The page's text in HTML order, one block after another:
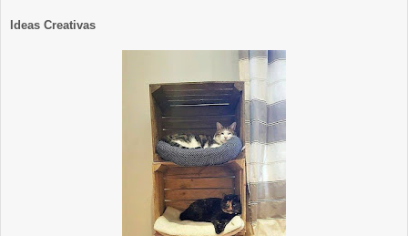
Ideas Creativas